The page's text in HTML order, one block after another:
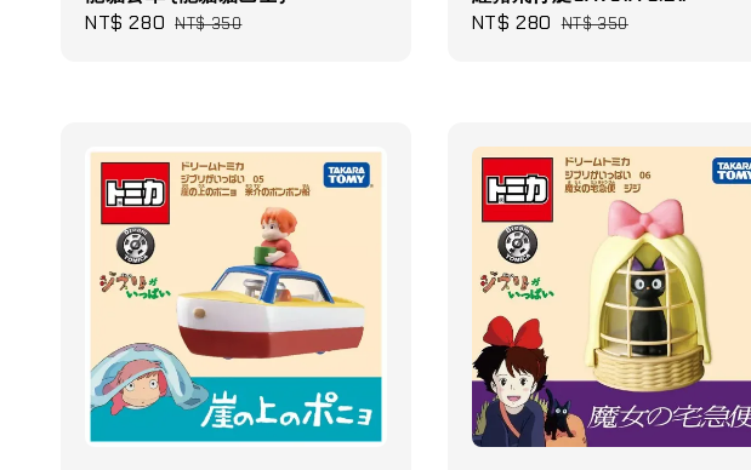
Sale
NT$ 280 Regular
NT$ 350
Sale
NT$ 280 Regular
NT$ 350